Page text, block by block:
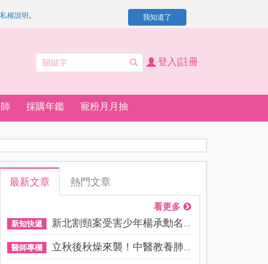
權說明 。 我知道了
登入|註冊
採購年鑑 寵粉月月抽
最新文章 熱門文章
看更多
新知快遞 新北割頸案受害少年楊承勳名...
醫師專欄 立秋後秋燥來襲！中醫教養肺...